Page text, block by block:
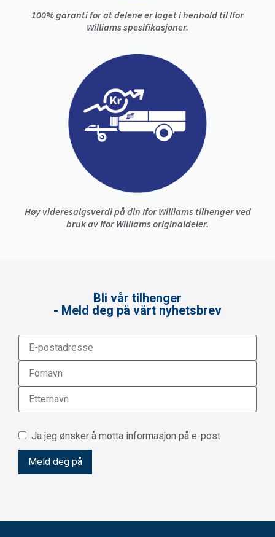
100% garanti for at delene er laget i henhold til Ifor
Williams spesifikasjoner.
Høy videresalgsverdi på din Ifor Williams tilhenger ved
bruk av Ifor Williams originaldeler.
Bli vår tilhenger
- Meld deg på vårt nyhetsbrev
Ja jeg ønsker å motta informasjon på e-post